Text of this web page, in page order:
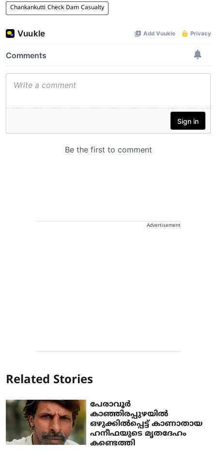
Chankankutti Check Dam Casualty
Advertisement
Related Stories
പേരാവൂർ
കാഞ്ഞിരപ്പുഴയിൽ
ഒഴുക്കിൽപ്പെട്ട് കാണാതായ
ഹനീഫയുടെ മൃതദേഹം
കണ്ടെത്തി